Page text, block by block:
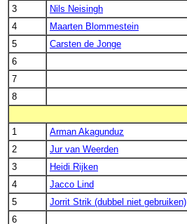
3
Nils Neisingh
4
Maarten Blommestein
5
Carsten de Jonge
6
7
8
1
Arman Akagunduz
2
Jur van Weerden
3
Heidi Rijken
4
Jacco Lind
5
Jorrit Strik (dubbel niet gebruiken)
6